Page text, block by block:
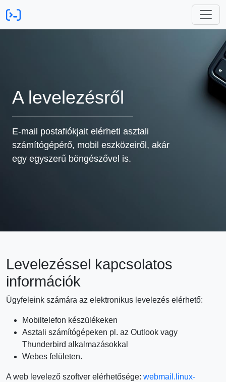
A levelezésről
E-mail postafiókjait elérheti asztali
számítógépérő, mobil eszközeiről, akár
egy egyszerű böngészővel is.
Levelezéssel kapcsolatos
információk
Ügyfeleink számára az elektronikus levelezés elérhető:
Mobiltelefon készülékeken
Asztali számítógépeken pl. az Outlook vagy
Thunderbird alkalmazásokkal
Webes felületen.
A web levelező szoftver elérhetősége: webmail.linux-